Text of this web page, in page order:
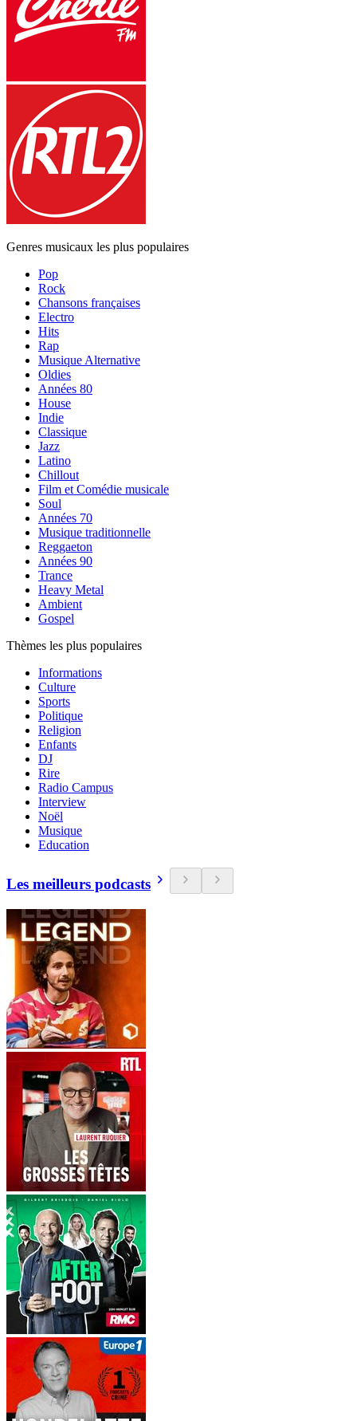
Genres musicaux les plus populaires
Pop
Rock
Chansons françaises
Electro
Hits
Rap
Musique Alternative
Oldies
Années 80
House
Indie
Classique
Jazz
Latino
Chillout
Film et Comédie musicale
Soul
Années 70
Musique traditionnelle
Reggaeton
Années 90
Trance
Heavy Metal
Ambient
Gospel
Thèmes les plus populaires
Informations
Culture
Sports
Politique
Religion
Enfants
DJ
Rire
Radio Campus
Interview
Noël
Musique
Education
Les meilleurs podcasts